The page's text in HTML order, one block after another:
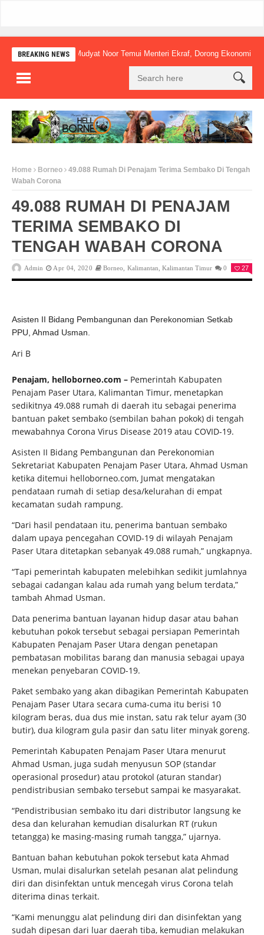
BREAKING NEWSMudyat Noor Temui Menteri Ekraf, Dorong Ekonomi Kreatif
Home Borneo
49.088 Rumah Di Penajam Terima Sembako Di Tengah
Wabah Corona
49.088 RUMAH DI PENAJAM
TERIMA SEMBAKO DI
TENGAH WABAH CORONA
Admin Apr 04, 2020 Borneo, Kalimantan,Kalimantan Timur 0 27
Asisten II Bidang Pembangunan dan Perekonomian Setkab
PPU, Ahmad Usman.
Ari B
Penajam, helloborneo.com – Pemerintah Kabupaten
Penajam Paser Utara, Kalimantan Timur, menetapkan
sedikitnya 49.088 rumah di daerah itu sebagai penerima
bantuan paket sembako (sembilan bahan pokok) di tengah
mewabahnya Corona Virus Disease 2019 atau COVID-19.
Asisten II Bidang Pembangunan dan Perekonomian
Sekretariat Kabupaten Penajam Paser Utara, Ahmad Usman
ketika ditemui helloborneo.com, Jumat mengatakan
pendataan rumah di setiap desa/kelurahan di empat
kecamatan sudah rampung.
“Dari hasil pendataan itu, penerima bantuan sembako
dalam upaya pencegahan COVID-19 di wilayah Penajam
Paser Utara ditetapkan sebanyak 49.088 rumah,” ungkapnya.
“Tapi pemerintah kabupaten melebihkan sedikit jumlahnya
sebagai cadangan kalau ada rumah yang belum terdata,”
tambah Ahmad Usman.
Data penerima bantuan layanan hidup dasar atau bahan
kebutuhan pokok tersebut sebagai persiapan Pemerintah
Kabupaten Penajam Paser Utara dengan penetapan
pembatasan mobilitas barang dan manusia sebagai upaya
menekan penyebaran COVID-19.
Paket sembako yang akan dibagikan Pemerintah Kabupaten
Penajam Paser Utara secara cuma-cuma itu berisi 10
kilogram beras, dua dus mie instan, satu rak telur ayam (30
butir), dua kilogram gula pasir dan satu liter minyak goreng.
Pemerintah Kabupaten Penajam Paser Utara menurut
Ahmad Usman, juga sudah menyusun SOP (standar
operasional prosedur) atau protokol (aturan standar)
pendistribusian sembako tersebut sampai ke masyarakat.
“Pendistribusian sembako itu dari distributor langsung ke
desa dan kelurahan kemudian disalurkan RT (rukun
tetangga) ke masing-masing rumah tangga,” ujarnya.
Bantuan bahan kebutuhan pokok tersebut kata Ahmad
Usman, mulai disalurkan setelah pesanan alat pelindung
diri dan disinfektan untuk mencegah virus Corona telah
diterima dinas terkait.
“Kami menunggu alat pelindung diri dan disinfektan yang
sudah dipesan dari luar daerah tiba, kemudian melakukan